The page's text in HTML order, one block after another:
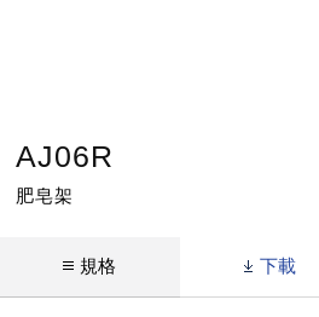
AJ06R
肥皂架
規格 下載